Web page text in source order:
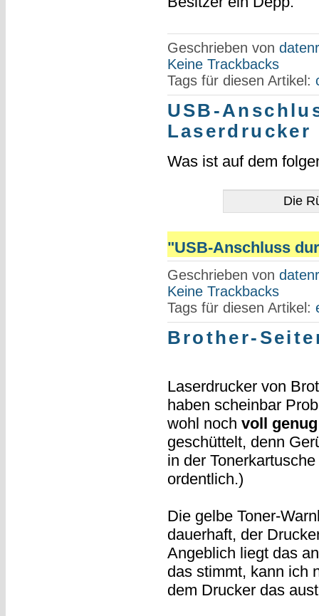
Geschrieben von
Keine Trackbacks
Tags für diesen Artikel:
USB-
Was ist auf dem
Die
"USB-Anschluss
Geschrieben von
Keine Trackbacks
Tags für diesen Artikel:
Brother-
Laserdrucker von
haben scheinbar
wohl noch voll genug
geschüttelt, denn
in der
ordentlich.)
Die gelbe Toner-
dauerhaft, der
Angeblich liegt das
das stimmt, kann ich
dem Drucker das